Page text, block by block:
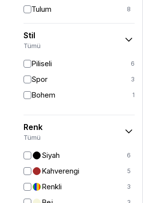
Tulum 8
Pantolon 151
Etek 19
Bone 15
Ferace
Kap & Pardesü
Trençkot
Hırka
Stil
Tümü
Piliseli 6
Spor 3
Bohem 1
Renk
Tümü
Siyah 6
Kahverengi 5
Renkli 3